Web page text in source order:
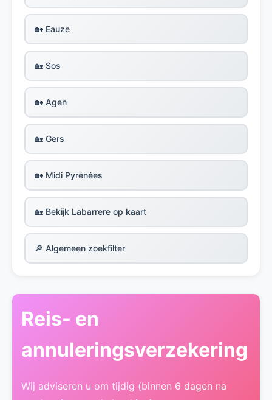
🏡 Eauze
🏡 Sos
🏡 Agen
🏡 Gers
🏡 Midi Pyrénées
🏡 Bekijk Labarrere op kaart
🔎 Algemeen zoekfilter
Reis- en
annuleringsverzekering
Wij adviseren u om tijdig (binnen 6 dagen na